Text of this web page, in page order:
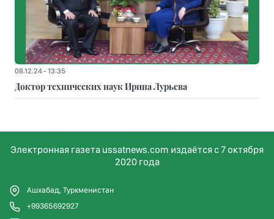
08.12.24 - 13:35
Доктор технических наук Ирина Лурьева
Электронная газета ussatnews.com издаётся с 7 октября
2020 года
Ашхабад, Туркменистан
+99365692927